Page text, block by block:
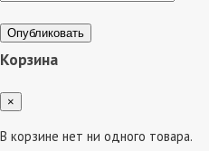
Опубликовать
Корзина
×
В корзине нет ни одного товара.